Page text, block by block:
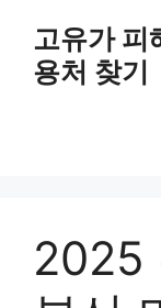
고유가 피
용처 찾기
2025